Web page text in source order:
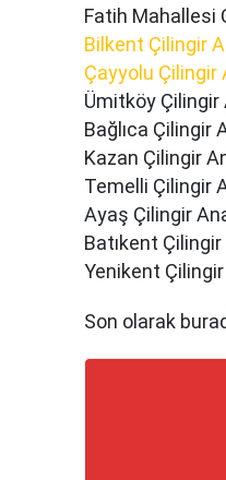
Fatih Mahallesi
Bilkent Çilingir
Çayyolu Çilingir
Ümitköy Çilingir
Bağlıca Çilingir
Kazan Çilingir
Temelli Çilingir
Ayaş Çilingir
Batıkent
Yenikent
Son olarak